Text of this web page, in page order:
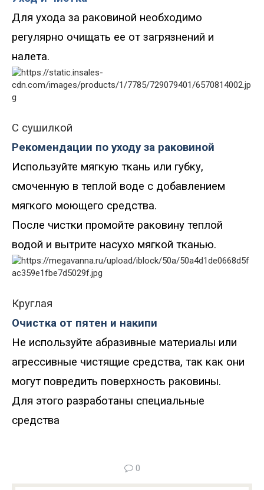
Для ухода за раковиной необходимо
регулярно очищать ее от загрязнений и
налета.
С сушилкой
Рекомендации по уходу за раковиной
Используйте мягкую ткань или губку,
смоченную в теплой воде с добавлением
мягкого моющего средства.
После чистки промойте раковину теплой
водой и вытрите насухо мягкой тканью.
Круглая
Очистка от пятен и накипи
Не используйте абразивные материалы или
агрессивные чистящие средства, так как они
могут повредить поверхность раковины.
Для этого разработаны специальные
средства
0